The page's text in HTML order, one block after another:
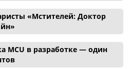
«Мстителей: Доктор
MCU в разработке — один